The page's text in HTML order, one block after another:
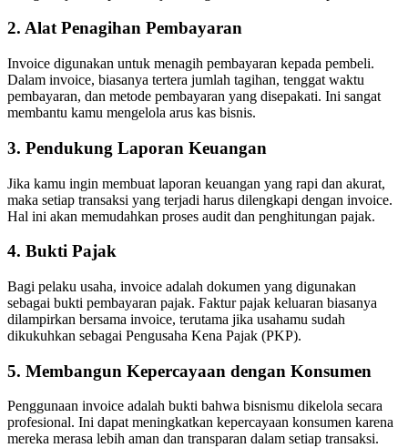
2. Alat Penagihan Pembayaran
Invoice digunakan untuk menagih pembayaran kepada pembeli.
Dalam invoice, biasanya tertera jumlah tagihan, tenggat waktu
pembayaran, dan metode pembayaran yang disepakati. Ini sangat
membantu kamu mengelola arus kas bisnis.
3. Pendukung Laporan Keuangan
Jika kamu ingin membuat laporan keuangan yang rapi dan akurat,
maka setiap transaksi yang terjadi harus dilengkapi dengan invoice.
Hal ini akan memudahkan proses audit dan penghitungan pajak.
4. Bukti Pajak
Bagi pelaku usaha, invoice adalah dokumen yang digunakan
sebagai bukti pembayaran pajak. Faktur pajak keluaran biasanya
dilampirkan bersama invoice, terutama jika usahamu sudah
dikukuhkan sebagai Pengusaha Kena Pajak (PKP).
5. Membangun Kepercayaan dengan Konsumen
Penggunaan invoice adalah bukti bahwa bisnismu dikelola secara
profesional. Ini dapat meningkatkan kepercayaan konsumen karena
mereka merasa lebih aman dan transparan dalam setiap transaksi.